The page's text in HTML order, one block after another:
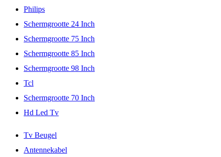
Philips
Schermgrootte 24 Inch
Schermgrootte 75 Inch
Schermgrootte 85 Inch
Schermgrootte 98 Inch
Tcl
Schermgrootte 70 Inch
Hd Led Tv
Tv Beugel
Antennekabel